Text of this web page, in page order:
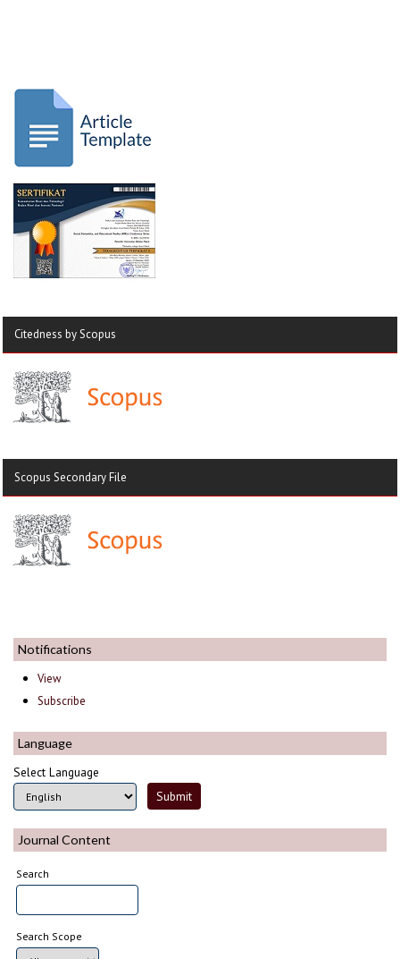
Citedness by Scopus
Scopus Secondary File
Notifications
View
Subscribe
Language
Select Language
Journal Content
Search
Search Scope